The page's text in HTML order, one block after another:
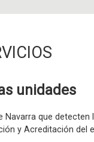
unidades
Navarra que
y Acreditación del